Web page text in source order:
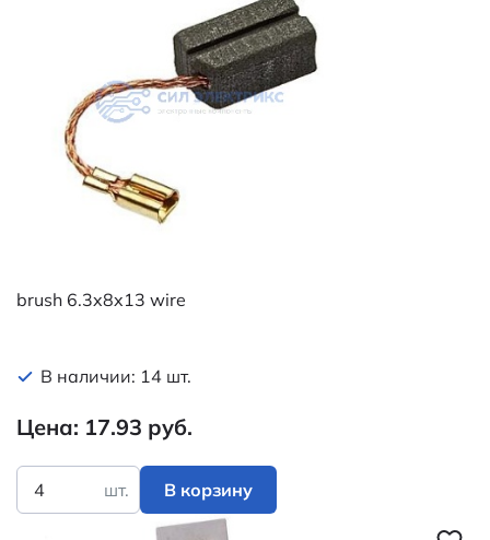
brush 6.3x8x13 wire
В наличии: 14 шт.
Цена: 17.93 руб.
шт. В корзину